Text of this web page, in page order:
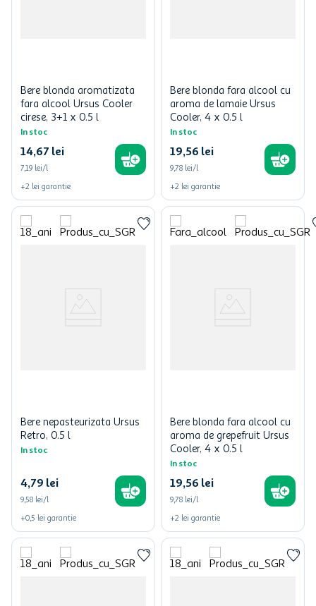
Bere blonda aromatizata
fara alcool Ursus Cooler
cirese, 3+1 x 0.5 l
In stoc
14,67 lei
7,19 lei/l
+2 lei garantie
Bere blonda fara alcool cu
aroma de lamaie Ursus
Cooler, 4 x 0.5 l
In stoc
19,56 lei
9,78 lei/l
+2 lei garantie
Bere nepasteurizata Ursus
Retro, 0.5 l
In stoc
4,79 lei
9,58 lei/l
+0,5 lei garantie
Bere blonda fara alcool cu
aroma de grepefruit Ursus
Cooler, 4 x 0.5 l
In stoc
19,56 lei
9,78 lei/l
+2 lei garantie